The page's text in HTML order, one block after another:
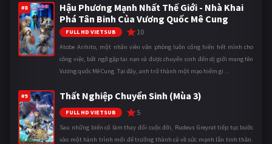
#8
Hậu Phương Mạnh Nhất Thế Giới - Nhà Khai
Phá Tân Binh Của Vương Quốc Mê Cung
FULL HD VIETSUB 10
Atobe Arihito, một nhân viên văn phòng luôn cống hiến hết mình cho
công việc, bất ngờ gặp tai nạn và được chuyển sinh đến dị giới mang tên
Vương quốc Mê Cung. Tại đây, anh trở thành một mạo hiểm gi ...
#9 Thất Nghiệp Chuyển Sinh (Mùa 3)
FULL HD VIETSUB 5
Sau những biến cố làm thay đổi cuộc đời, Rudeus Greyrat tiếp tục bước
vào một hành trình mới để trưởng thành cả về sức mạnh lẫn tinh thần.